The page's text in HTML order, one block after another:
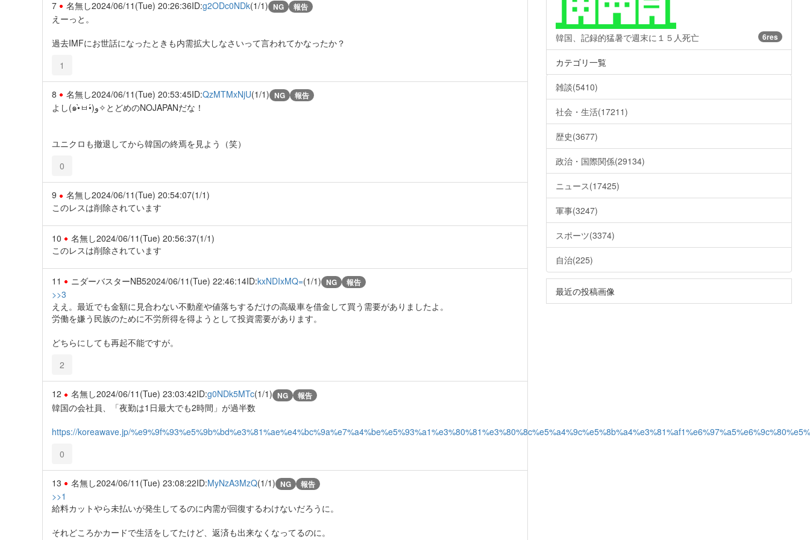
7 名無し2024/06/11(Tue) 20:26:36ID:g2ODc0NDk(1/1) NG 報告
えーっと。
過去IMFにお世話になったときも内需拡大しなさいって言われてかなったか？
1
8 名無し2024/06/11(Tue) 20:53:45ID:QzMTMxNjU(1/1) NG 報告
よし(๑•̀ㅂ•́)و✧とどめのNOJAPANだな！
ユニクロも撤退してから韓国の終焉を見よう（笑）
0
9 名無し2024/06/11(Tue) 20:54:07(1/1)
このレスは削除されています
10 名無し2024/06/11(Tue) 20:56:37(1/1)
このレスは削除されています
11 ニダーバスターNB52024/06/11(Tue) 22:46:14ID:kxNDIxMQ=(1/1) NG 報告
>>3
ええ。最近でも金額に見合わない不動産や値落ちするだけの高級車を借金して買う需要がありましたよ。
労働を嫌う民族のために不労所得を得ようとして投資需要があります。
どちらにしても再起不能ですが。
2
12 名無し2024/06/11(Tue) 23:03:42ID:g0NDk5MTc(1/1) NG 報告
韓国の会社員、「夜勤は1日最大でも2時間」が過半数
https://koreawave.jp/
0
13 名無し2024/06/11(Tue) 23:08:22ID:MyNzA3MzQ(1/1) NG 報告
>>1
給料カットやら未払いが発生してるのに内需が回復するわけないだろうに。
それどころかカードで生活をしてたけど、返済も出来なくなってるのに。
韓国、記録的猛暑で週末に１５人死亡 6res
カテゴリ一覧
雑談(5410)
社会・生活(17211)
歴史(3677)
政治・国際関係(29134)
ニュース(17425)
軍事(3247)
スポーツ(3374)
自治(225)
最近の投稿画像